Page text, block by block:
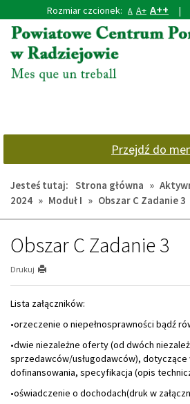
Przejdź
głównej
treści
Przejdź
wyszukiwarki
Rozmiar czcionek: A A+ A++ |
Przejdź do
Jesteś tutaj: Strona główna »
2024 » Moduł I » Obszar C Zadanie 3
Obszar C Zadanie 3
Drukuj
Lista załączników:
•orzeczenie o niepełnosprawności bądź
•dwie niezależne oferty (od dwóch
sprzedawców/usługodawców),
dofinansowania, specyfikacja (opis
•oświadczenie o dochodach(druk w